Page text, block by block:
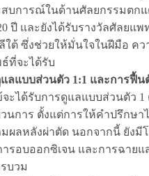
สบการณ์ในด้านศัลยกรรมตก
ปี และยังได้รับรางวัลศัลยแพ
ใต้ ซึ่งช่วยให้มั่นใจในฝีมือ ค
ที่จะได้รับ
ลแบบส่วนตัว 1:1 และการฟื้น
ะได้รับการดูแลแบบส่วนตัว 1
นการ ตั้งแต่การให้คำปรึกษา
ผลหลังผ่าตัด นอกจากนี้ ยังมี
ารอบออกซิเจน และการฉายแ
บวม